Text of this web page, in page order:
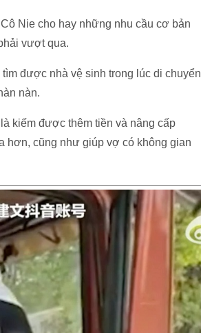
Nie cho hay những nhu cầu cơ bản
vượt qua.
được nhà vệ sinh trong lúc di chuyển
nàn.
kiếm được thêm tiền và nâng cấp
hơn, cũng như giúp vợ có không gian